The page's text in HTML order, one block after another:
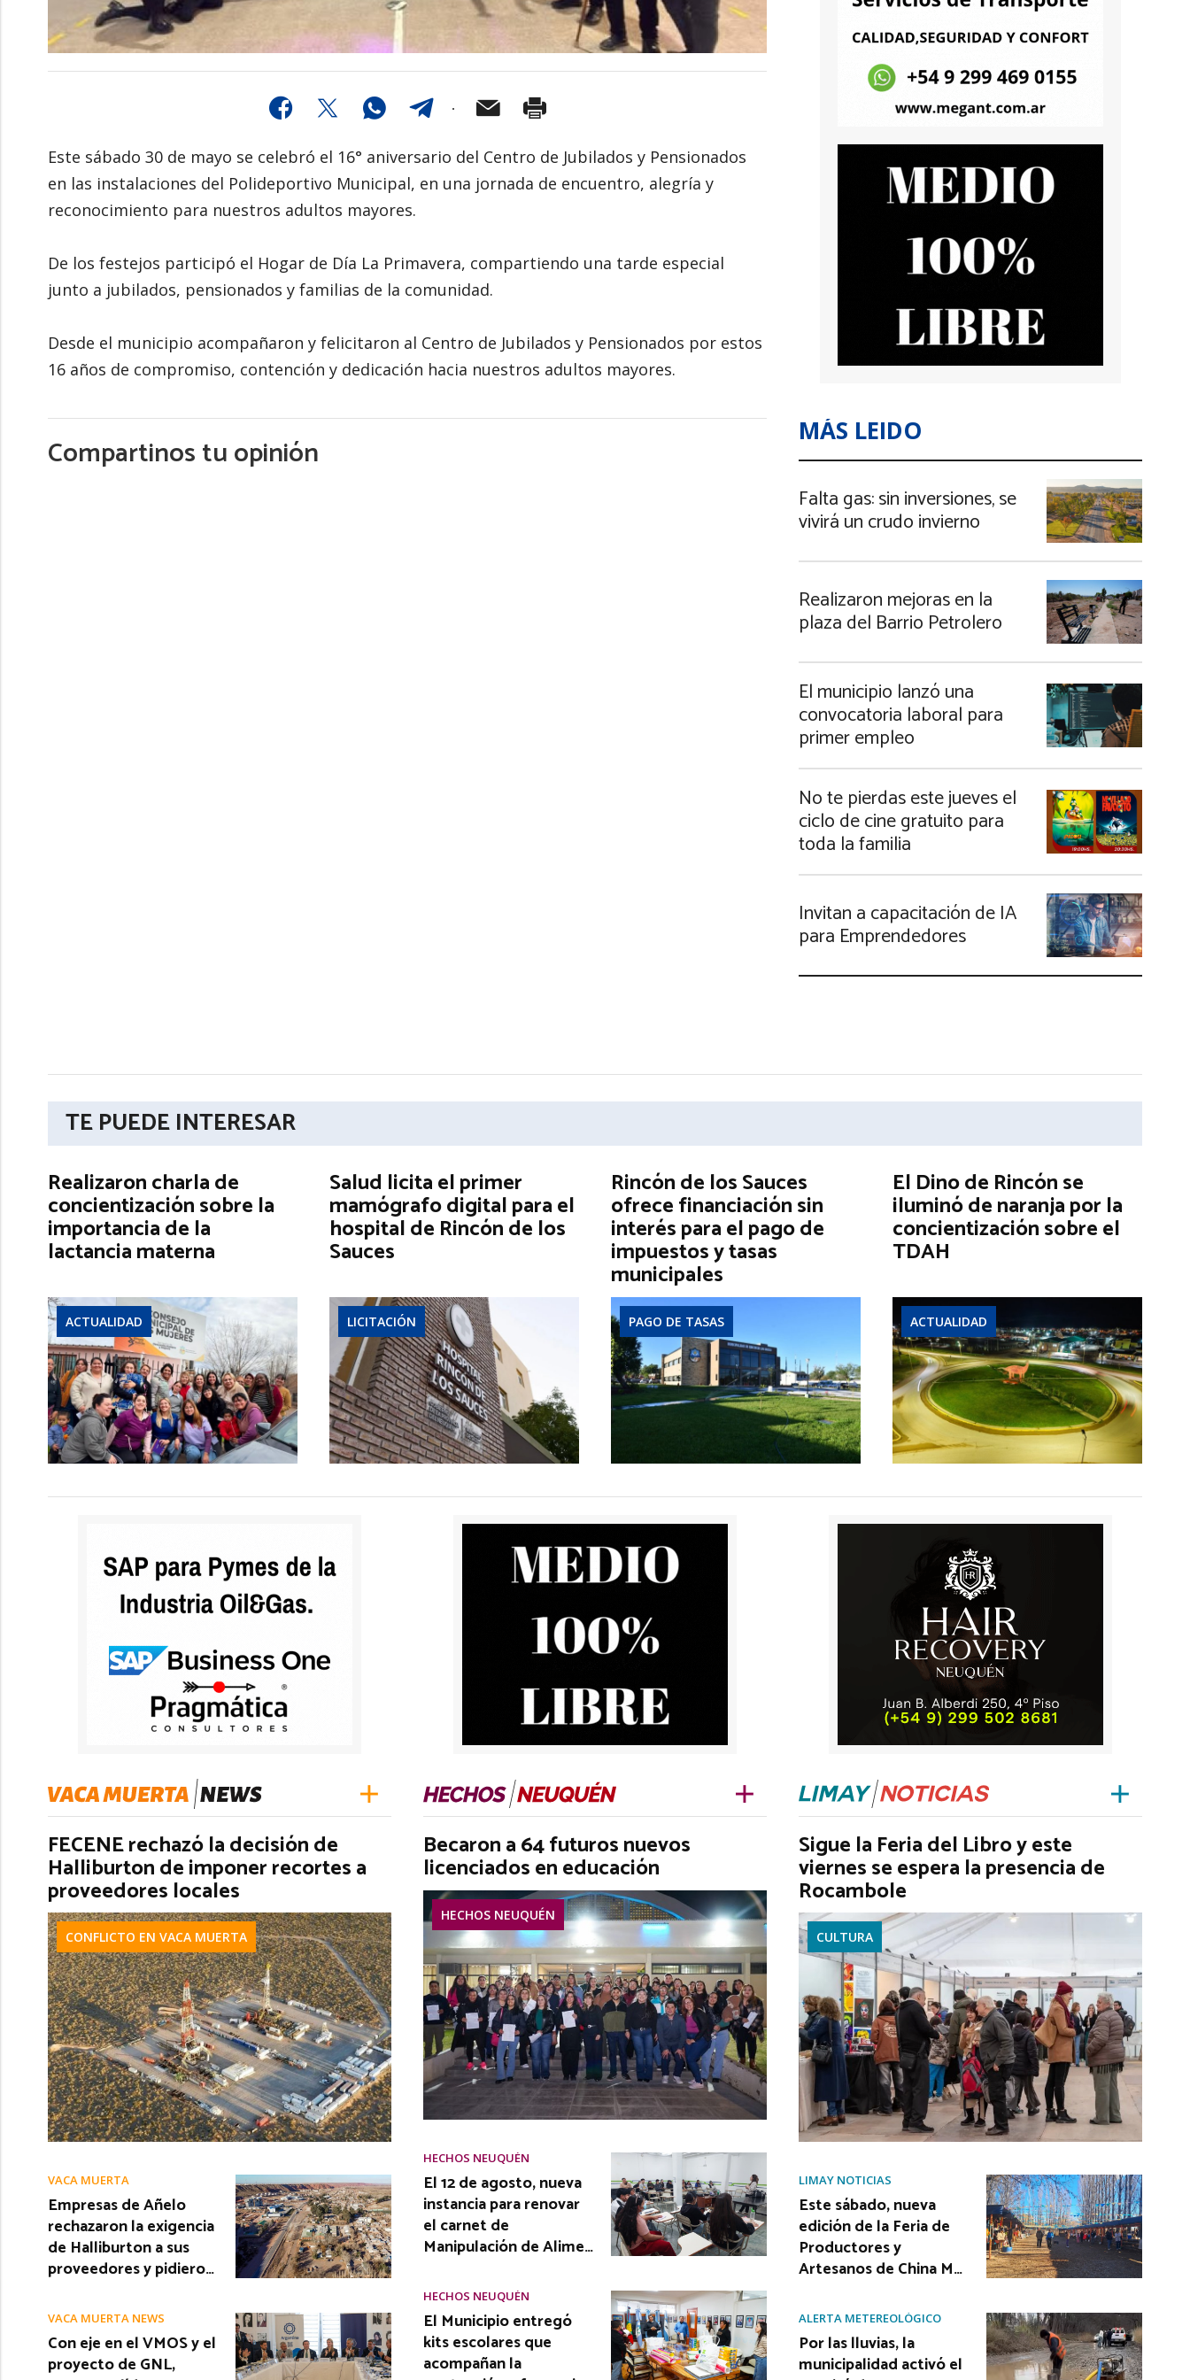
Este sábado 30 de mayo se celebró el 16° aniversario del Centro de Jubilados y Pensionados
en las instalaciones del Polideportivo Municipal, en una jornada de encuentro, alegría y
reconocimiento para nuestros adultos mayores.
De los festejos participó el Hogar de Día La Primavera, compartiendo una tarde especial
junto a jubilados, pensionados y familias de la comunidad.
Desde el municipio acompañaron y felicitaron al Centro de Jubilados y Pensionados por estos
16 años de compromiso, contención y dedicación hacia nuestros adultos mayores.
Compartinos tu opinión
MÁS LEIDO
Falta gas: sin inversiones, se
vivirá un crudo invierno
Realizaron mejoras en la
plaza del Barrio Petrolero
El municipio lanzó una
convocatoria laboral para
primer empleo
No te pierdas este jueves el
ciclo de cine gratuito para
toda la familia
Invitan a capacitación de IA
para Emprendedores
TE PUEDE INTERESAR
Realizaron charla de
concientización sobre la
importancia de la
lactancia materna
ACTUALIDAD
Salud licita el primer
mamógrafo digital para el
hospital de Rincón de los
Sauces
LICITACIÓN
Rincón de los Sauces
ofrece financiación sin
interés para el pago de
impuestos y tasas
municipales
PAGO DE TASAS
El Dino de Rincón se
iluminó de naranja por la
concientización sobre el
TDAH
ACTUALIDAD
FECENE rechazó la decisión de
Halliburton de imponer recortes a
proveedores locales
CONFLICTO EN VACA MUERTA
VACA MUERTA
Empresas de Añelo
rechazaron la exigencia
de Halliburton a sus
proveedores y pidiero…
VACA MUERTA NEWS
Con eje en el VMOS y el
proyecto de GNL,
Becaron a 64 futuros nuevos
licenciados en educación
HECHOS NEUQUÉN
HECHOS NEUQUÉN
El 12 de agosto, nueva
instancia para renovar
el carnet de
Manipulación de Alime…
HECHOS NEUQUÉN
El Municipio entregó
kits escolares que
acompañan la
Sigue la Feria del Libro y este
viernes se espera la presencia de
Rocambole
CULTURA
LIMAY NOTICIAS
Este sábado, nueva
edición de la Feria de
Productores y
Artesanos de China M…
ALERTA METEREOLÓGICO
Por las lluvias, la
municipalidad activó el